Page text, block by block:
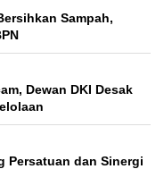
Sampah,
Dewan DKI Desak
Persatuan dan Sinergi